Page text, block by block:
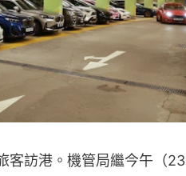
客訪港。機管局繼今午（23